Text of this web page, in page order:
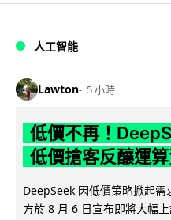
人工智能
Lawton 5 小時
低價不再！
低價搶客反釀運
DeepSeek 因低價策略掀起
方於 8 月 6 日宣布即將大幅